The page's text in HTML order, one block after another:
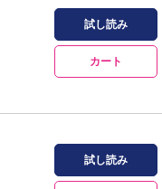
試し読み
カート
試し読み